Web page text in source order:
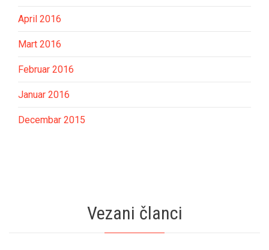
April 2016
Mart 2016
Februar 2016
Januar 2016
Decembar 2015
Vezani članci